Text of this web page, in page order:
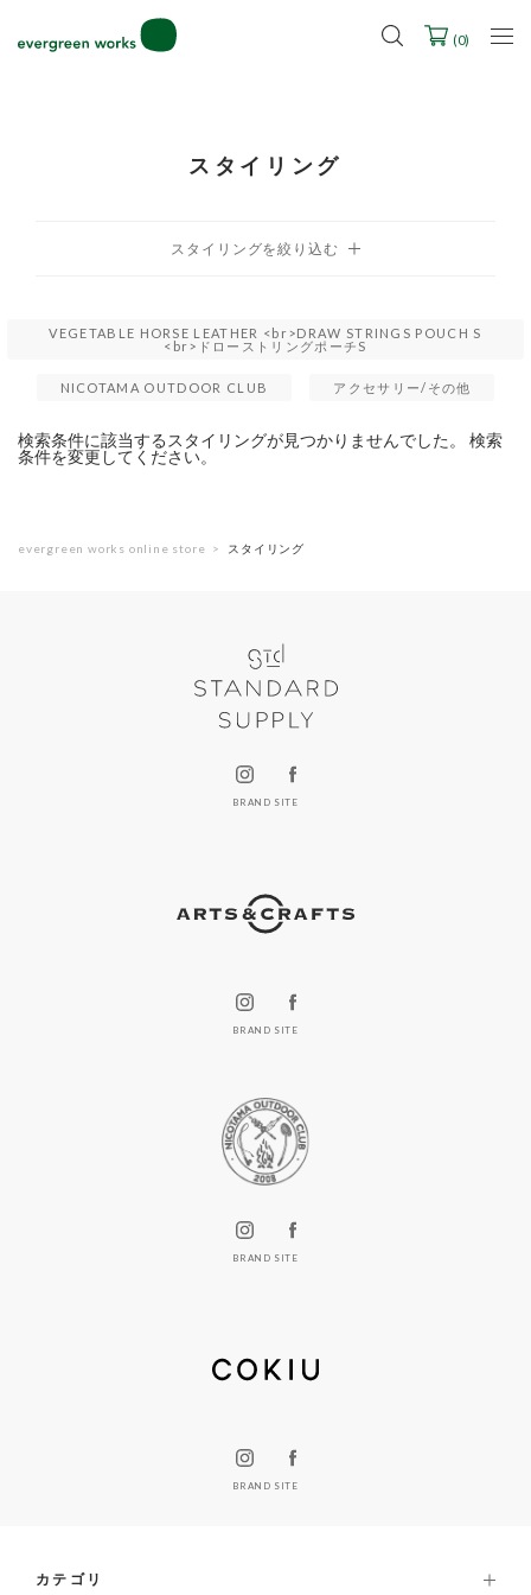
2027年ご入学用ランドセル受注会スケジュール
(0)
スタイリング
VEGETABLE HORSE LEATHER <br>DRAW STRINGS POUCH S
<br>ドローストリングポーチS
NICOTAMA OUTDOOR CLUB アクセサリー/その他
検索条件に該当するスタイリングが見つかりませんでした。 検索
条件を変更してください。
evergreen works online store スタイリング
BRAND SITE
BRAND SITE
BRAND SITE
BRAND SITE
カテゴリ